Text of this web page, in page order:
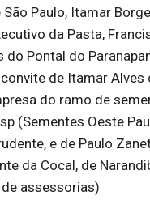
Paulo, Itamar
da Pasta,
do Pontal do
de Itamar Alves
do ramo de
(Sementes Oeste
e de Paulo
da Cocal, de
assessorias)